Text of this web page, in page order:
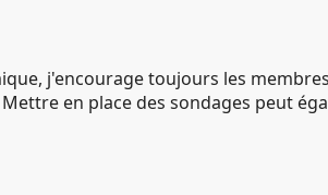
j'encourage toujours les
en place des sondages peut